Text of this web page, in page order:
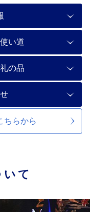
い道
の品
ちらから
て